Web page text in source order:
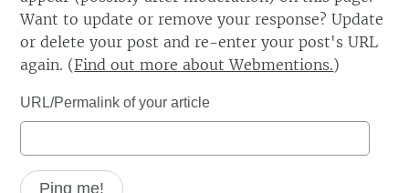
Want to update or remove your response? Update
or delete your post and re-enter your post's URL
again. (Find out more about Webmentions.)
URL/Permalink of your article